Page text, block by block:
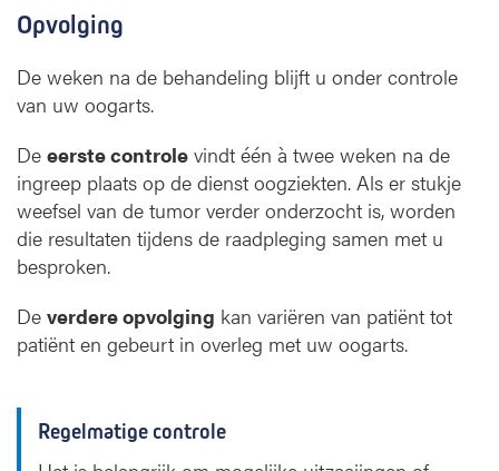
Opvolging
De weken na de behandeling blijft u onder controle
van uw oogarts.
De eerste controle vindt één à twee weken na de
ingreep plaats op de dienst oogziekten. Als er stukje
weefsel van de tumor verder onderzocht is, worden
die resultaten tijdens de raadpleging samen met u
besproken.
De verdere opvolging kan variëren van patiënt tot
patiënt en gebeurt in overleg met uw oogarts.
Regelmatige controle